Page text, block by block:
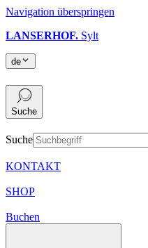
Navigation überspringen
LANSERHOF. Sylt
de
Suche
Suche
KONTAKT
SHOP
Buchen